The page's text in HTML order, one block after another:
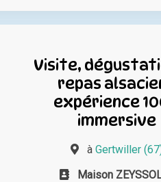
Visite,
repas
expérience
immersive
àGertwiller
Maison